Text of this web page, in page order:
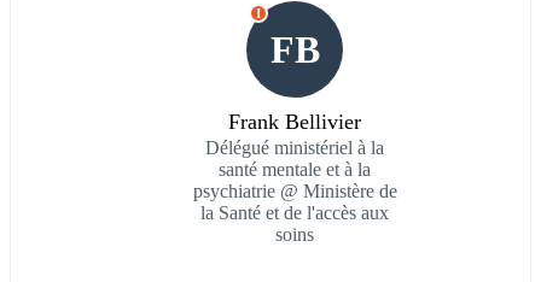
FB
I
Frank Bellivier
Délégué ministériel à la
santé mentale et à la
psychiatrie @ Ministère de
la Santé et de l'accès aux
soins